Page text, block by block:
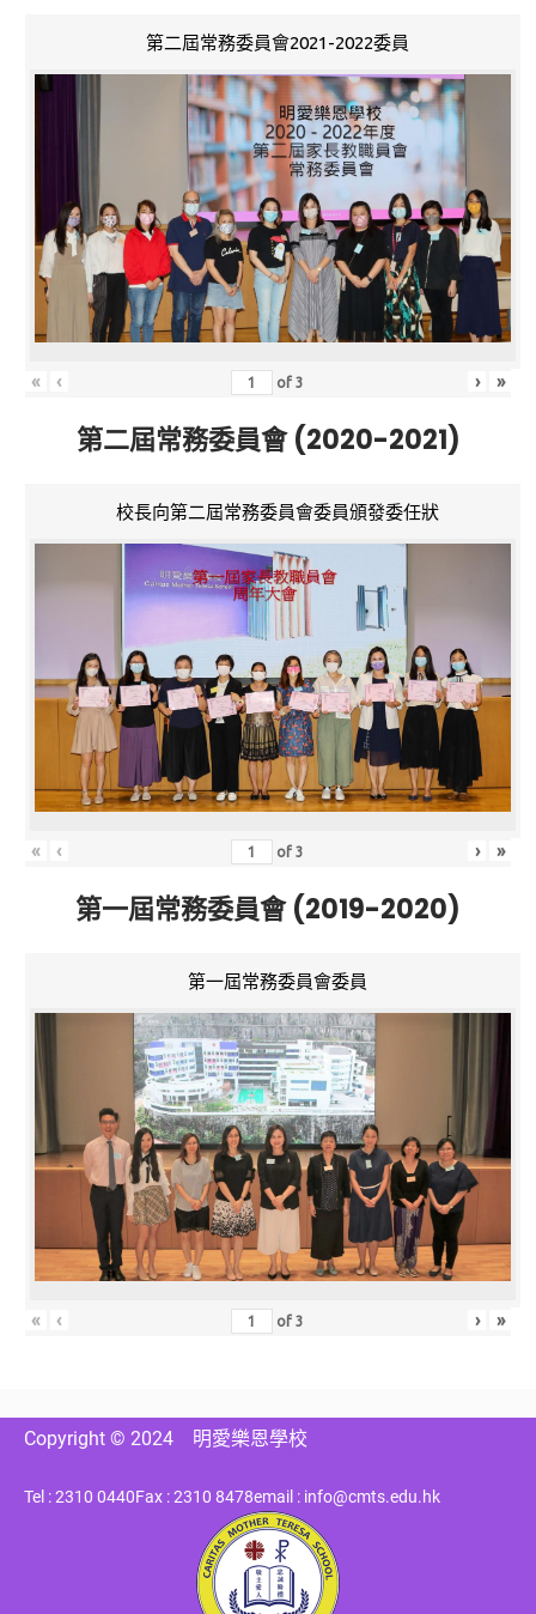
第二屆常務委員會2021-2022委員
« ‹ of3 › »
第二屆常務委員會 (2020-2021)
校長向第二屆常務委員會委員頒發委任狀
« ‹ of3 › »
第一屆常務委員會 (2019-2020)
第一屆常務委員會委員
« ‹ of3 › »
Copyright © 2024 明愛樂恩學校
Tel : 2310 0440Fax : 2310 8478email : info@cmts.edu.hk